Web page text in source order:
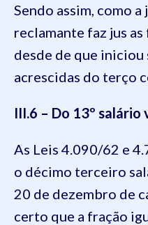
Sendo assim, como
reclamante faz jus
desde de que iniciou
acrescidas do terço
III.6 – Do 13º
As Leis 4.090/62 e
o décimo terceiro
20 de dezembro de
certo que a fração